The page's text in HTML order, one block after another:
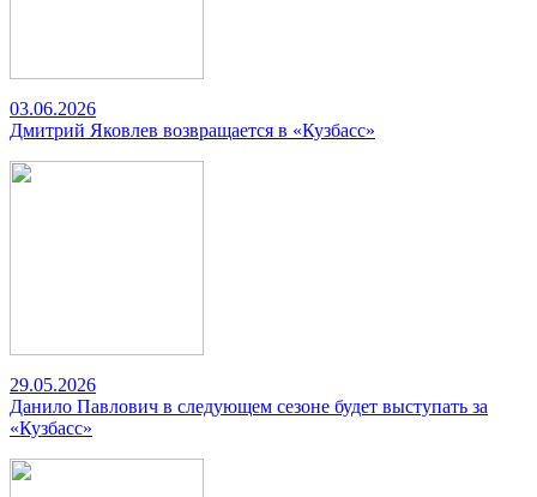
03.06.2026
Дмитрий Яковлев возвращается в «Кузбасс»
29.05.2026
Данило Павлович в следующем сезоне будет выступать за
«Кузбасс»